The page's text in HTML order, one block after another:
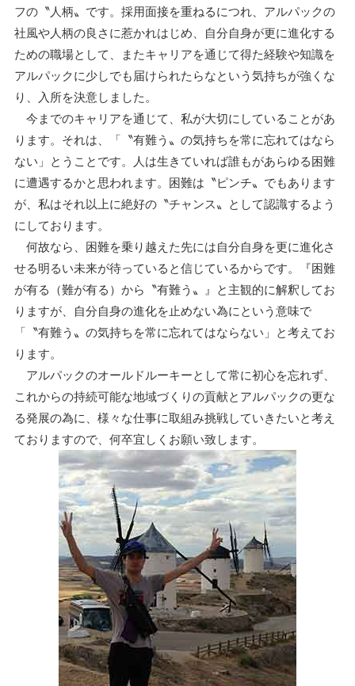
フの〝人柄〟です。採用面接を重ねるにつれ、アルパックの
社風や人柄の良さに惹かれはじめ、自分自身が更に進化する
ための職場として、またキャリアを通じて得た経験や知識を
アルパックに少しでも届けられたらなという気持ちが強くな
り、入所を決意しました。
今までのキャリアを通じて、私が大切にしていることがあ
ります。それは、「〝有難う〟の気持ちを常に忘れてはなら
ない」とうことです。人は生きていれば誰もがあらゆる困難
に遭遇するかと思われます。困難は〝ピンチ〟でもあります
が、私はそれ以上に絶好の〝チャンス〟として認識するよう
にしております。
何故なら、困難を乗り越えた先には自分自身を更に進化さ
せる明るい未来が待っていると信じているからです。『困難
が有る（難が有る）から〝有難う〟』と主観的に解釈してお
りますが、自分自身の進化を止めない為にという意味で
「〝有難う〟の気持ちを常に忘れてはならない」と考えてお
ります。
アルパックのオールドルーキーとして常に初心を忘れず、
これからの持続可能な地域づくりの貢献とアルパックの更な
る発展の為に、様々な仕事に取組み挑戦していきたいと考え
ておりますので、何卒宜しくお願い致します。